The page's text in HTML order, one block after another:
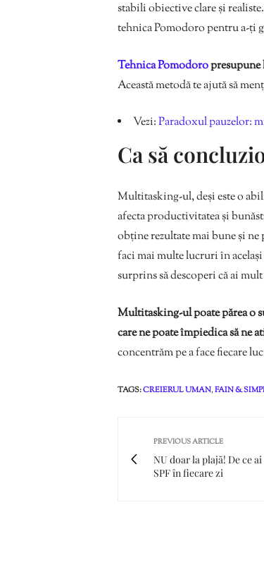
stabili obiective clare și
tehnica Pomodoro pentru a-ți
Tehnica Pomodoropresupune
Această metodă te ajută să
Vezi:Paradoxul pauzelor:
Ca să
Multitasking-ul, deși este o
afecta productivitatea și
obține rezultate mai bune și
faci mai multe lucruri în același
surprins să descoperi că ai
Multitasking-ul poate părea o
care ne poate împiedica să ne
concentrăm pe a face fiecare
TAGS:CREIERUL UMAN,FAIN &
PREVIOUS ARTICLE
NU doar la plajă! De ce
SPF în fiecare zi